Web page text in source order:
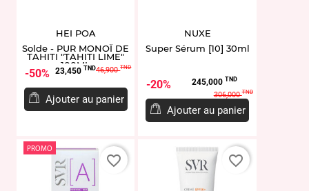
HEI POA
Solde - PUR MONOÏ DE
TAHITI "TAHITI LIME"
100ML
50% Prix
23,450 TNDPrix
base
46,900TND
Ajouter au panier
NUXE
Super Sérum [10] 30ml
20% Prix
245,000 TNDPrix
de
base
306,000TND
Ajouter au panier
PROMO
favorite_border favorite_border